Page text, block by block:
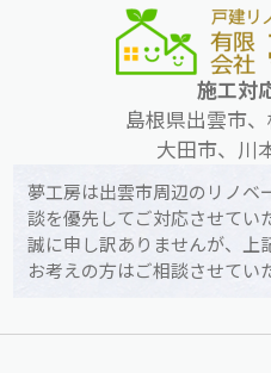
施工対
島根県出雲市
大田市、川
夢工房は出雲市周辺のリノベ
談を優先してご対応させてい
誠に申し訳ありませんが、上
お考えの方はご相談させてい